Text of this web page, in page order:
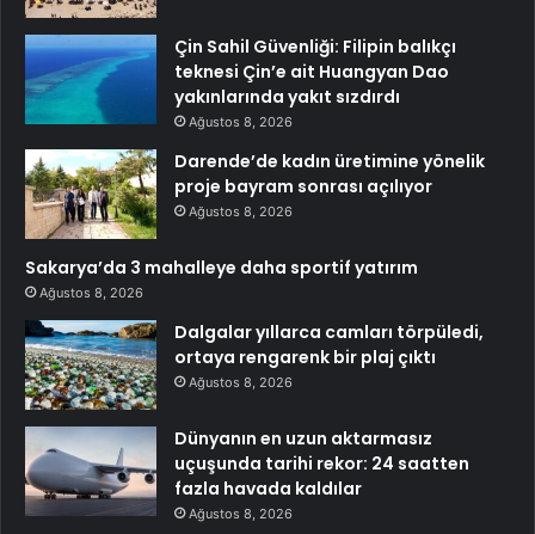
Çin Sahil Güvenliği: Filipin balıkçı
teknesi Çin’e ait Huangyan Dao
yakınlarında yakıt sızdırdı
Ağustos 8, 2026
Darende’de kadın üretimine yönelik
proje bayram sonrası açılıyor
Ağustos 8, 2026
Sakarya’da 3 mahalleye daha sportif yatırım
Ağustos 8, 2026
Dalgalar yıllarca camları törpüledi,
ortaya rengarenk bir plaj çıktı
Ağustos 8, 2026
Dünyanın en uzun aktarmasız
uçuşunda tarihi rekor: 24 saatten
fazla havada kaldılar
Ağustos 8, 2026